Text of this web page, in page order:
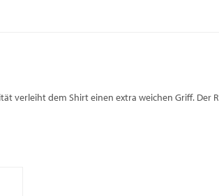
verleiht dem Shirt einen extra weichen Griff.